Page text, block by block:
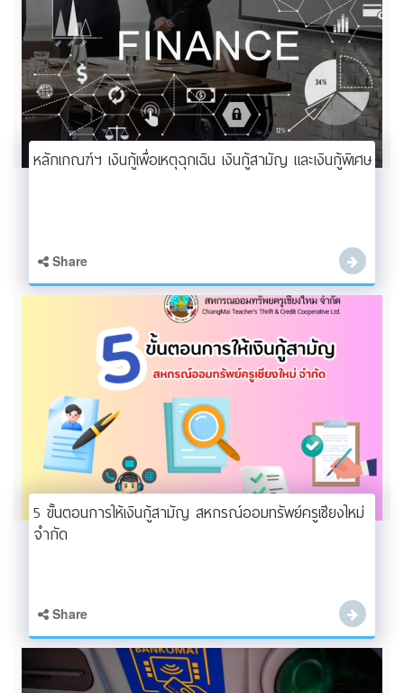
หลักเกณฑ์ฯ เงินกู้เพื่อเหตุฉุกเฉิน เงินกู้สามัญ และเงินกู้พิเศษ
Share
5 ขั้นตอนการให้เงินกู้สามัญ สหกรณ์ออมทรัพย์ครูเชียงใหม่
จำกัด
Share